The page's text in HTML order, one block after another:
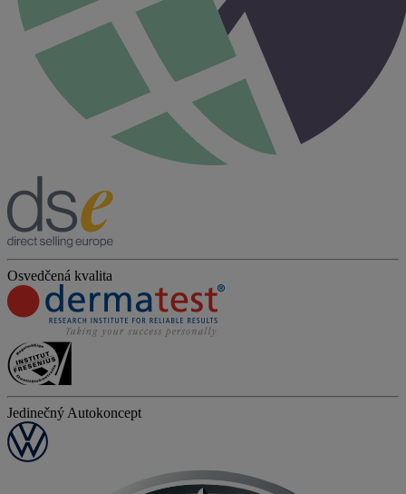
Osvedčená kvalita
Jedinečný Autokoncept